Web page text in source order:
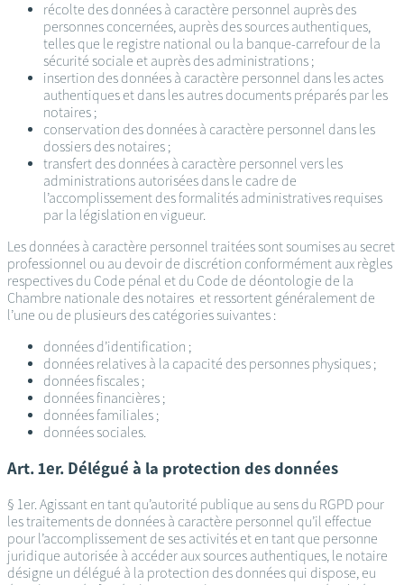
récolte des données à caractère personnel auprès des
personnes concernées, auprès des sources authentiques,
telles que le registre national ou la banque-carrefour de la
sécurité sociale et auprès des administrations ;
insertion des données à caractère personnel dans les actes
authentiques et dans les autres documents préparés par les
notaires ;
conservation des données à caractère personnel dans les
dossiers des notaires ;
transfert des données à caractère personnel vers les
administrations autorisées dans le cadre de
l’accomplissement des formalités administratives requises
par la législation en vigueur.
Les données à caractère personnel traitées sont soumises au secret
professionnel ou au devoir de discrétion conformément aux règles
respectives du Code pénal et du Code de déontologie de la
Chambre nationale des notaires et ressortent généralement de
l’une ou de plusieurs des catégories suivantes :
données d’identification ;
données relatives à la capacité des personnes physiques ;
données fiscales ;
données financières ;
données familiales ;
données sociales.
Art. 1er. Délégué à la protection des données
§ 1er. Agissant en tant qu’autorité publique au sens du RGPD pour
les traitements de données à caractère personnel qu’il effectue
pour l’accomplissement de ses activités et en tant que personne
juridique autorisée à accéder aux sources authentiques, le notaire
désigne un délégué à la protection des données qui dispose, eu